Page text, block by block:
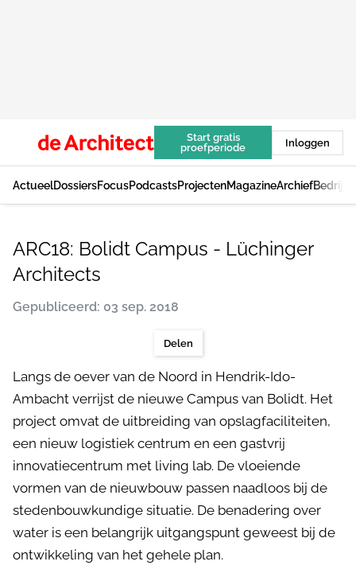
Start gratis
proefperiode
Inloggen
ActueelDossiersFocusPodcastsProjectenMagazineArchief
ARC18: Bolidt Campus - Lüchinger
Architects
Gepubliceerd: 03 sep. 2018
Delen
Langs de oever van de Noord in Hendrik-Ido-
Ambacht verrijst de nieuwe Campus van Bolidt. Het
project omvat de uitbreiding van opslagfaciliteiten,
een nieuw logistiek centrum en een gastvrij
innovatiecentrum met living lab. De vloeiende
vormen van de nieuwbouw passen naadloos bij de
stedenbouwkundige situatie. De benadering over
water is een belangrijk uitgangspunt geweest bij de
ontwikkeling van het gehele plan.